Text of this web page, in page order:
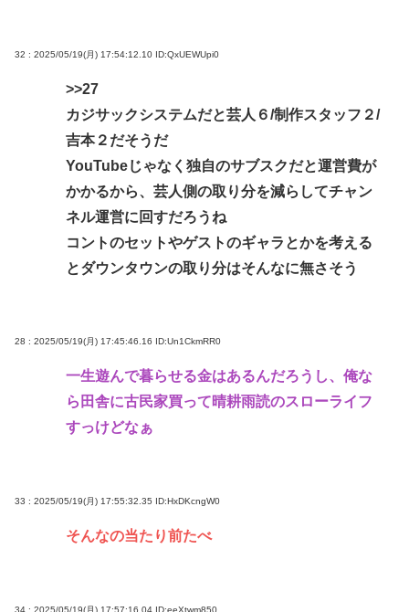
32 : 2025/05/19(月) 17:54:12.10 ID:QxUEWUpi0
>>27
カジサックシステムだと芸人６/制作スタッフ２/
吉本２だそうだ
YouTubeじゃなく独自のサブスクだと運営費が
かかるから、芸人側の取り分を減らしてチャン
ネル運営に回すだろうね
コントのセットやゲストのギャラとかを考える
とダウンタウンの取り分はそんなに無さそう
28 : 2025/05/19(月) 17:45:46.16 ID:Un1CkmRR0
一生遊んで暮らせる金はあるんだろうし、俺な
ら田舎に古民家買って晴耕雨読のスローライフ
すっけどなぁ
33 : 2025/05/19(月) 17:55:32.35 ID:HxDKcngW0
そんなの当たり前たべ
34 : 2025/05/19(月) 17:57:16.04 ID:eeXtwm850